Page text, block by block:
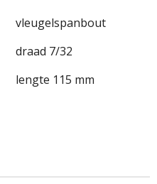
vleugelspanbout
draad 7/32
lengte 115 mm